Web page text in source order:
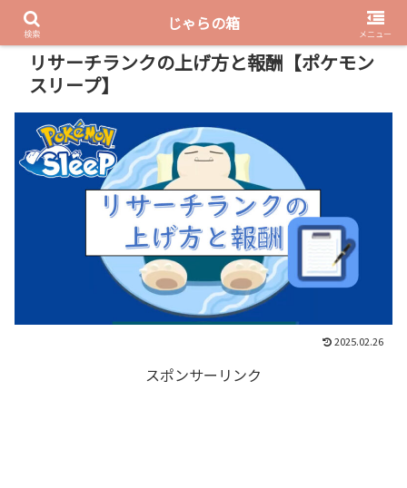
PR
リサーチランクの上げ方と報酬【ポケモン
スリープ】
2025.02.26
スポンサーリンク
検索
じゃらの箱
メニュー